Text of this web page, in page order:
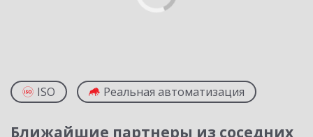
ISO Реальная автоматизация
Ближайшие партнеры из соседних